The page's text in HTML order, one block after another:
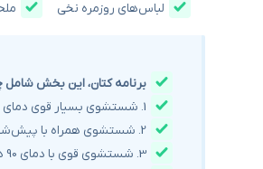
لباس‌های روزمره نخی
برنامه کتان، این بخش
1. شستشوی بسیار قوی دمای 90 درجه (لباس‌های خیلی کثیف) (آبگیری از محفظه ۱ و ۲ جاپودری)
2. شستشوی همراه با پیش‌شستشو با دمای 90 درجه (آبگیری از محفظه ۱ و ۲ جاپودری)
3. شستشوی قوی با دمای 90 درجه (آبگیری از محفظه ۲ جاپودری)